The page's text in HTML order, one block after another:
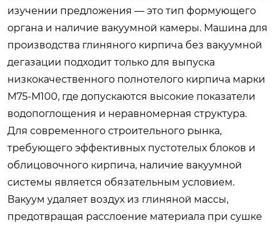
изучении предложения — это тип формующего
органа и наличие вакуумной камеры. Машина для
производства глиняного кирпича без вакуумной
дегазации подходит только для выпуска
низкокачественного полнотелого кирпича марки
М75-М100, где допускаются высокие показатели
водопоглощения и неравномерная структура.
Для современного строительного рынка,
требующего эффективных пустотелых блоков и
облицовочного кирпича, наличие вакуумной
системы является обязательным условием.
Вакуум удаляет воздух из глиняной массы,
предотвращая расслоение материала при сушке